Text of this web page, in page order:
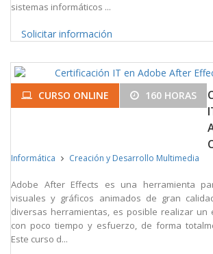
sistemas informáticos ...
Solicitar información
CURSO ONLINE 160 HORAS
Informática Creación y Desarrollo Multimedia
Adobe After Effects es una herramienta
visuales y gráficos animados de gran
diversas herramientas, es posible realizar un
con poco tiempo y esfuerzo, de forma
Este curso d...